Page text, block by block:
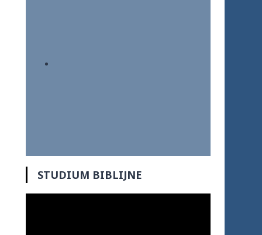
STUDIUM BIBLIJNE